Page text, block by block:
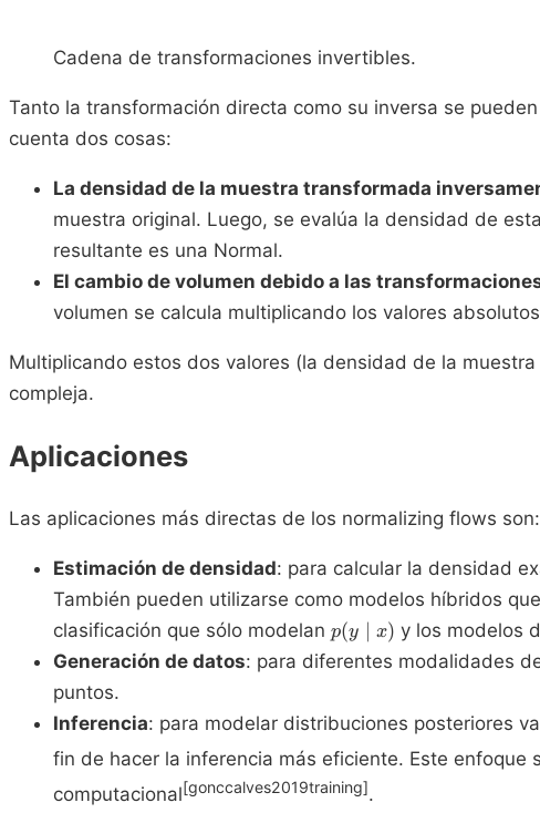
Cadena de transformaciones invertibles.
Tanto la transformación directa como su inversa se
cuenta dos cosas:
La densidad de la muestra transformada
muestra original. Luego, se evalúa la densidad de
resultante es una Normal.
El cambio de volumen debido a las
volumen se calcula multiplicando los valores
Multiplicando estos dos valores (la densidad de la
compleja.
Aplicaciones
Las aplicaciones más directas de los normalizing flows son:
Estimación de densidad: para calcular la densidad
También pueden utilizarse como modelos híbridos
clasificación que sólo modelan p(y
\mid
x)
p(y x) y los modelos
Generación de datos: para diferentes modalidades
puntos.
Inferencia: para modelar distribuciones posteriores
fin de hacer la inferencia más eficiente. Este
computacional[gonccalves2019training].